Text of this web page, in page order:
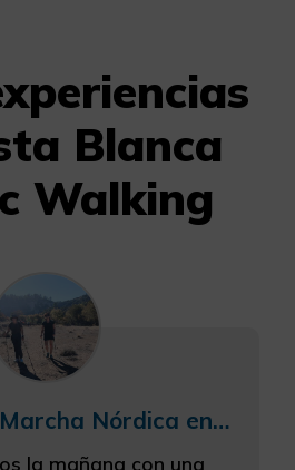
Blanca
Walking
Descubre la Marcha Nórdica en el Oasis Mediterráneo de Elche
la mañana con una